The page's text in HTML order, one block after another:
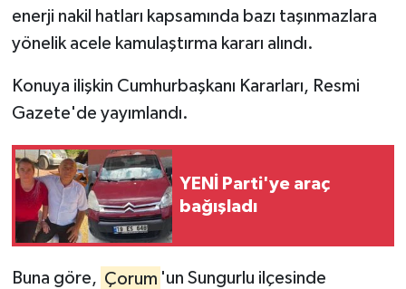
enerji nakil hatları kapsamında bazı taşınmazlara
yönelik acele kamulaştırma kararı alındı.
Konuya ilişkin Cumhurbaşkanı Kararları, Resmi
Gazete'de yayımlandı.
YENİ Parti'ye araç
bağışladı
Buna göre, Çorum 'un Sungurlu ilçesinde